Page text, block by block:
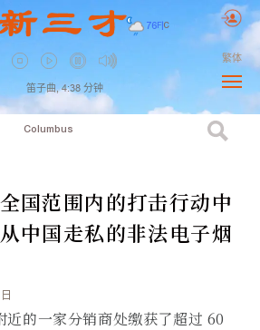
76F| C
笛子曲, 4:38 分钟
繁体
Columbus
国范围内的打击行动中
中国走私的非法电子烟
近的一家分销商处缴获了超过 60